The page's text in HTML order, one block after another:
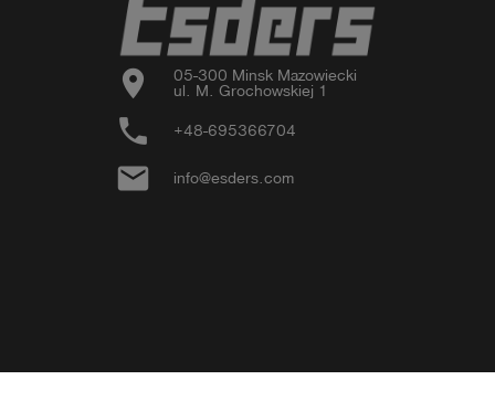
location_on
05-300 Minsk Mazowiecki
ul. M. Grochowskiej 1
phone +48-695366704
email info@esders.com